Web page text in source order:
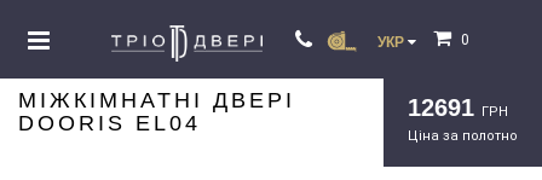
УКР 0
МІЖКІМНАТНІ ДВЕРІ
DOORIS EL04
12691 ГРН
Ціна за полотно